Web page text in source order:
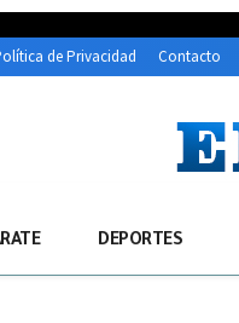
de Privacidad Contacto
DEPORTES